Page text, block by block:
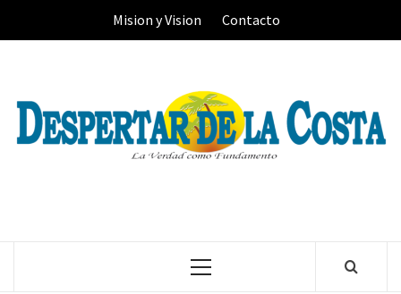
Mision y Vision Contacto
Primary